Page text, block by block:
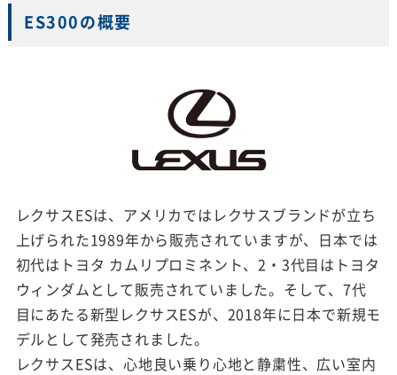
ES300の概要
レクサスESは、アメリカではレクサスブランドが立ち
上げられた1989年から販売されていますが、日本では
初代はトヨタ カムリプロミネント、2・3代目はトヨタ
ウィンダムとして販売されていました。そして、7代
目にあたる新型レクサスESが、2018年に日本で新規モ
デルとして発売されました。
レクサスESは、心地良い乗り心地と静粛性、広い室内